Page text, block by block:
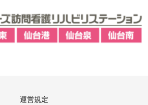
運営規定